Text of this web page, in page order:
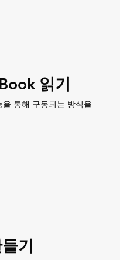
읽기
통해 구동되는 방식을
기